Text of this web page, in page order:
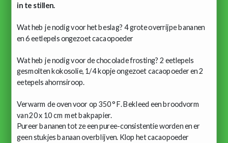
in te stillen.
Wat heb je nodig voor het beslag? 4 grote overrijpe bananen
en 6 eetlepels ongezoet cacaopoeder
Wat heb je nodig voor de chocolade frosting? 2 eetlepels
gesmolten kokosolie, 1/4 kopje ongezoet cacaopoeder en 2
eetepels ahornsiroop.
Verwarm de oven voor op 350 ° F. Bekleed een broodvorm
van 20 x 10 cm met bakpapier.
Pureer bananen tot ze een puree-consistentie worden en er
geen stukjes banaan overblijven. Klop het cacaopoeder